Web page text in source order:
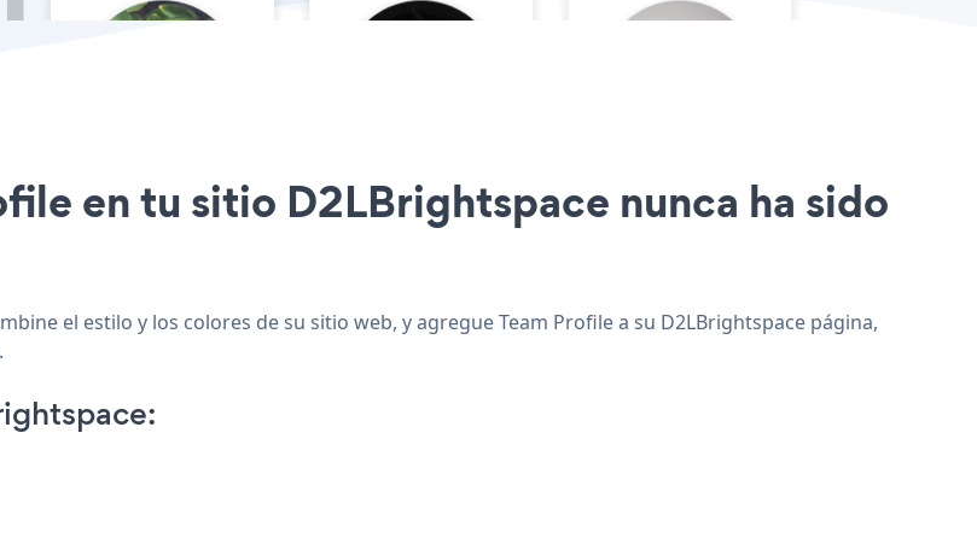
en tu sitio D2LBrightspace nunca ha sido
el estilo y los colores de su sitio web, y agregue Team Profile a su D2LBrightspace página,